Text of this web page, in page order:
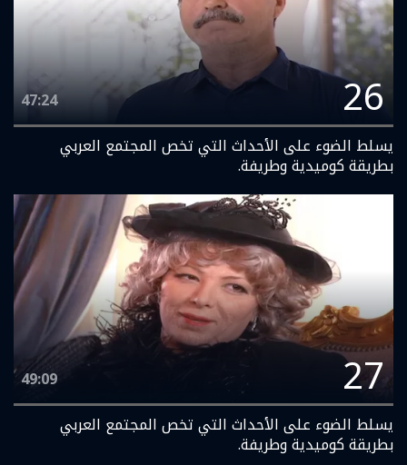
26
47:24
يسلط الضوء على الأحداث التي تخص المجتمع العربي
بطريقة كوميدية وطريفة.
27
49:09
يسلط الضوء على الأحداث التي تخص المجتمع العربي
بطريقة كوميدية وطريفة.